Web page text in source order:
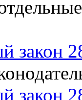
закон
закон